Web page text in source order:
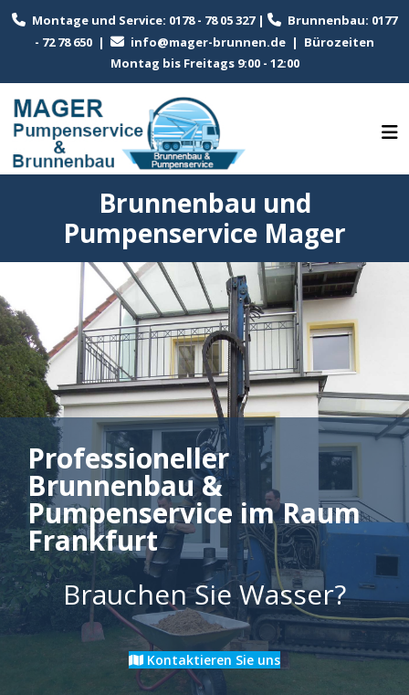
Montage und Service: 0178 - 78 05 327 |
Brunnenbau: 0177
- 72 78 650 |
info@mager-brunnen.de | Bürozeiten
Montag bis Freitags 9:00 - 12:00
Brunnenbau und
Pumpenservice Mager
Professioneller
Brunnenbau &
Pumpenservice im Raum
Frankfurt
Brauchen Sie Wasser?
Kontaktieren Sie uns